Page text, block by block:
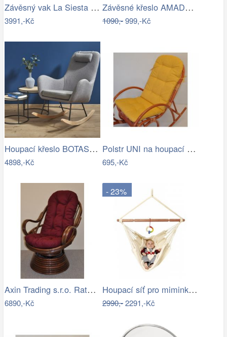
Závěsný vak La Siesta JOKI - IN
3991,-Kč
Závěsné křeslo AMADO 2 NEW Tempo Kondela
1090,-999,-Kč
Houpací křeslo BOTAS Halmar
4898,-Kč
Polstr UNI na houpací křeslo - žlutý…
695,-Kč
Axin Trading s.r.o. Ratanové houpací…
6890,-Kč
- 23%
Houpací síť pro miminka La Siesta…
2990,-2291,-Kč